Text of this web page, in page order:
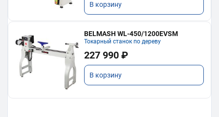
В корзину
BELMASH WL-450/1200EVSM
Токарный станок по дереву
227 990 ₽
В корзину